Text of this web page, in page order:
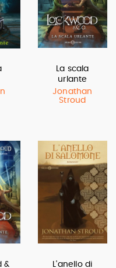
La scala
urlante
Jonathan
Stroud
&
L'anello di